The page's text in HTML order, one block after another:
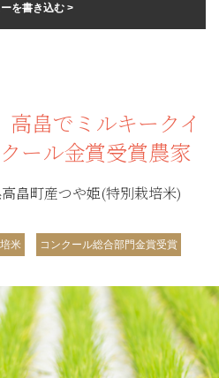
を書き込む >
高畠でミルキークイ
ール金賞受賞農家
畠町産つや姫(特別栽培米)
米 コンクール総合部門金賞受賞